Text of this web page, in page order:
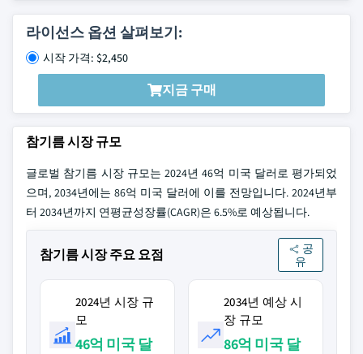
라이선스 옵션 살펴보기:
시작 가격: $2,450
지금 구매
참기름 시장 규모
글로벌 참기름 시장 규모는 2024년 46억 미국 달러로 평가되었
으며, 2034년에는 86억 미국 달러에 이를 전망입니다. 2024년부
터 2034년까지 연평균성장률(CAGR)은 6.5%로 예상됩니다.
참기름 시장 주요 요점
공
유
2024년 시장 규
모
46억 미국 달
2034년 예상 시
장 규모
86억 미국 달